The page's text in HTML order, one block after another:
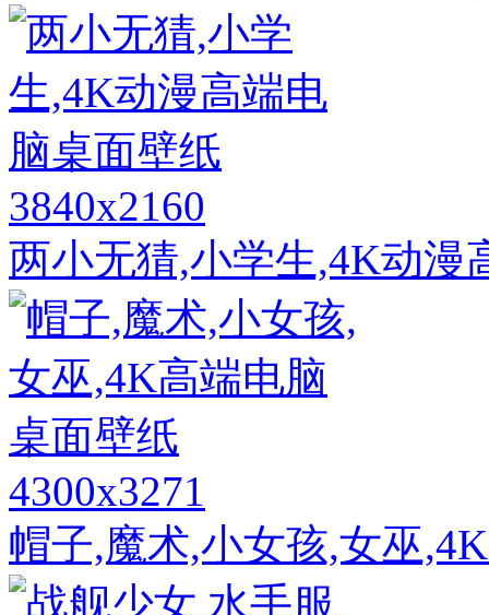
3840x2160
两小无猜,小学生,4K动漫
4300x3271
帽子,魔术,小女孩,女巫